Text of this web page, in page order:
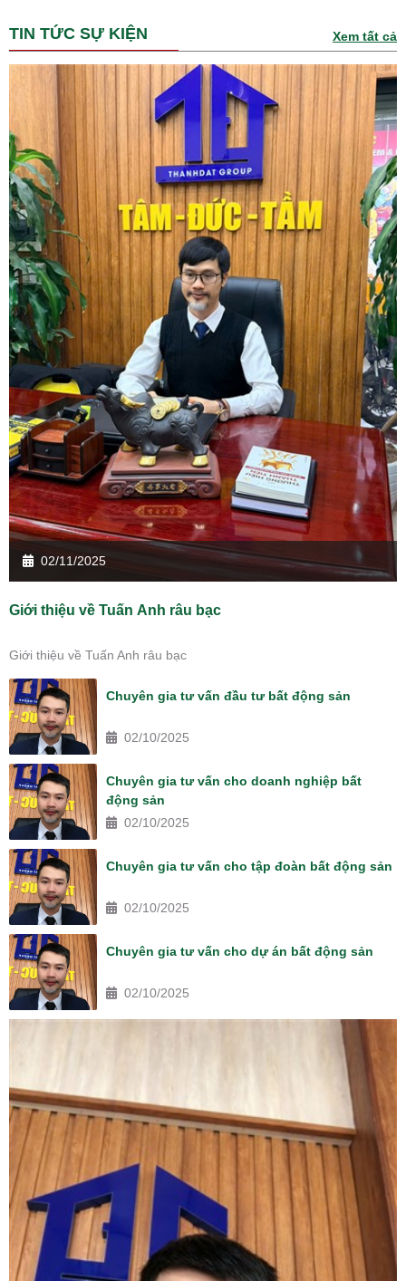
TIN TỨC SỰ KIỆN Xem tất cả
02/11/2025
Giới thiệu về Tuấn Anh râu bạc
Giới thiệu về Tuấn Anh râu bạc
Chuyên gia tư vấn đầu tư bất động sản
02/10/2025
Chuyên gia tư vấn cho doanh nghiệp bất
động sản
02/10/2025
Chuyên gia tư vấn cho tập đoàn bất động sản
02/10/2025
Chuyên gia tư vấn cho dự án bất động sản
02/10/2025